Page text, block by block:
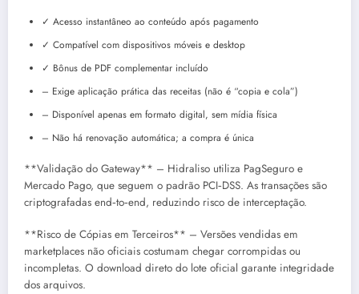
✓ Acesso instantâneo ao conteúdo após pagamento
✓ Compatível com dispositivos móveis e desktop
✓ Bônus de PDF complementar incluído
– Exige aplicação prática das receitas (não é “copia e cola”)
– Disponível apenas em formato digital, sem mídia física
– Não há renovação automática; a compra é única
**Validação do Gateway** – Hidraliso utiliza PagSeguro e
Mercado Pago, que seguem o padrão PCI‑DSS. As transações são
criptografadas end‑to‑end, reduzindo risco de interceptação.
**Risco de Cópias em Terceiros** – Versões vendidas em
marketplaces não oficiais costumam chegar corrompidas ou
incompletas. O download direto do lote oficial garante integridade
dos arquivos.